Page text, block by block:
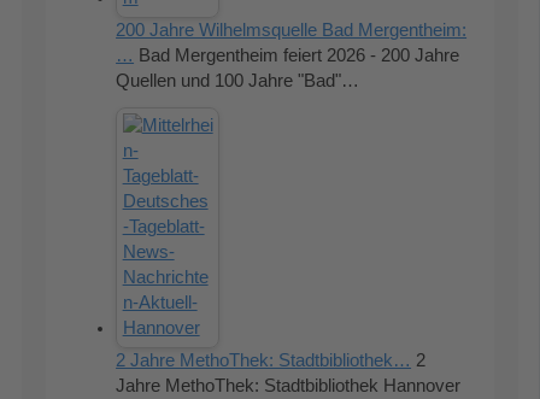
200 Jahre Wilhelmsquelle Bad Mergentheim:
… Bad Mergentheim feiert 2026 - 200 Jahre
Quellen und 100 Jahre "Bad"…
2 Jahre MethoThek: Stadtbibliothek… 2
Jahre MethoThek: Stadtbibliothek Hannover